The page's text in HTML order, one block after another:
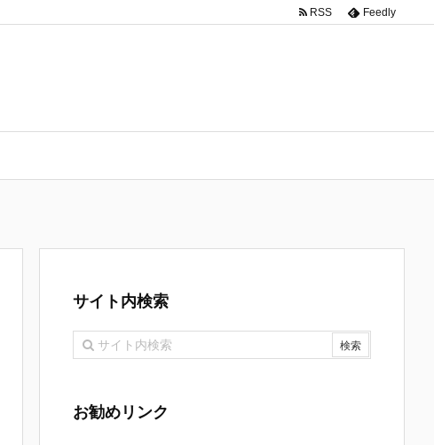
RSS Feedly
サイト内検索
お勧めリンク